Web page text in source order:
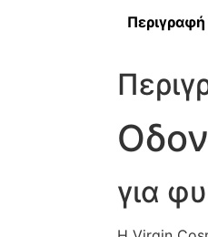
Περιγραφή
για